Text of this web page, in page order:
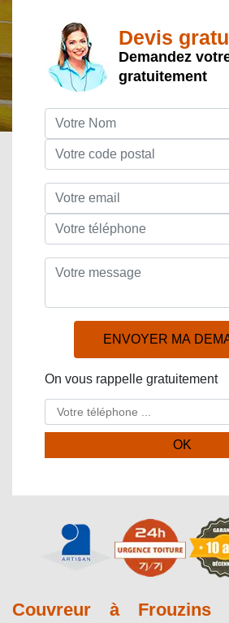
Devis
Demandez
gratuitement
On vous rappelle gratuitement
Couvreur à